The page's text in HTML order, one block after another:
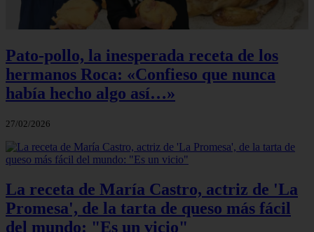
Pato-pollo, la inesperada receta de los
hermanos Roca: «Confieso que nunca
había hecho algo así…»
27/02/2026
La receta de María Castro, actriz de 'La
Promesa', de la tarta de queso más fácil
del mundo: "Es un vicio"